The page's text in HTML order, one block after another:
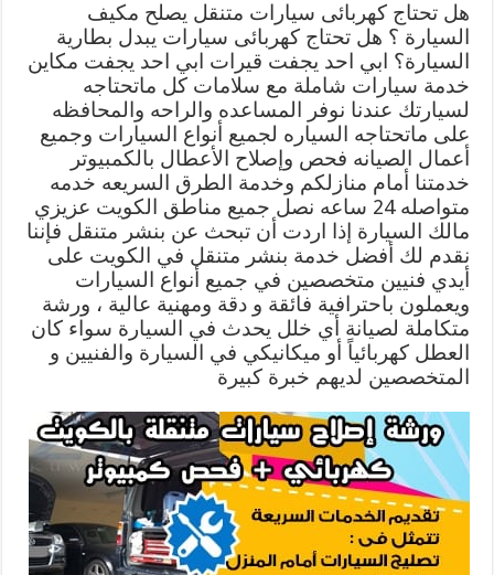
هل تحتاج كهربائى سيارات متنقل يصلح مكيف
السيارة ؟ هل تحتاج كهربائى سيارات يبدل بطارية
السيارة؟ ابي احد يجفت قيرات ابي احد يجفت مكاين
خدمة سيارات شاملة مع سلامات كل ماتحتاجه
لسيارتك عندنا نوفر المساعده والراحه والمحافظه
على ماتحتاجه السياره لجميع أنواع السيارات وجميع
أعمال الصيانه فحص وإصلاح الأعطال بالكمبيوتر
خدمتنا أمام منازلكم وخدمة الطرق السريعه خدمه
متواصله 24 ساعه نصل جميع مناطق الكويت عزيزي
مالك السيارة إذا اردت أن تبحث عن بنشر متنقل فإننا
نقدم لك أفضل خدمة بنشر متنقل في الكويت على
أيدي فنيين متخصصين في جميع أنواع السيارات
ويعملون باحترافية فائقة و دقة ومهنية عالية ، ورشة
متكاملة لصيانة أي خلل يحدث في السيارة سواء كان
العطل كهربائياً أو ميكانيكي في السيارة والفنيين و
المتخصصين لديهم خبرة كبيرة